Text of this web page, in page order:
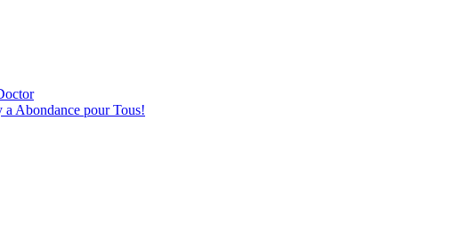
Abondance pour Tous!